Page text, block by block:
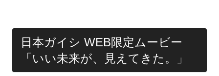
日本ガイシ WEB限定ムービー
「いい未来が、見えてきた。」